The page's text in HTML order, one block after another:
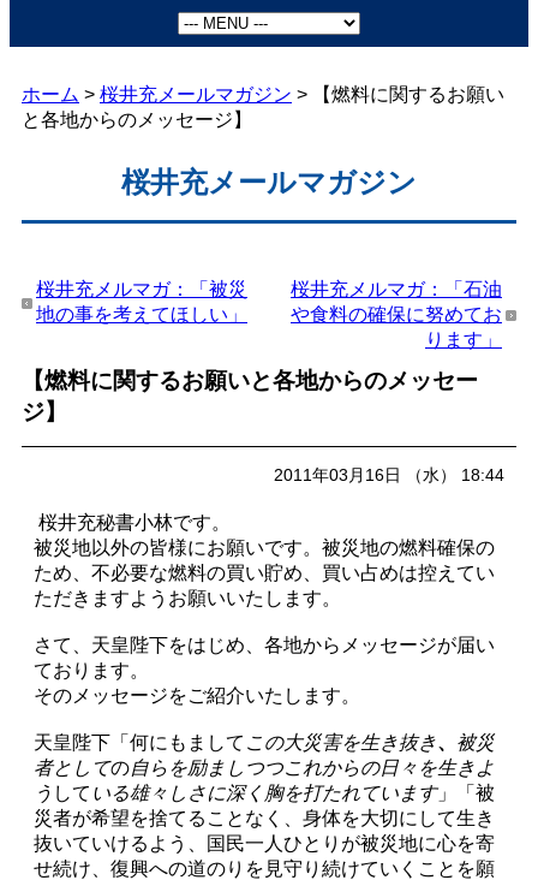
ホーム > 桜井充メールマガジン > 【燃料に関するお願い
と各地からのメッセージ】
桜井充メールマガジン
桜井充メルマガ：「被災
地の事を考えてほしい」
桜井充メルマガ：「石油
や食料の確保に努めてお
ります」
【燃料に関するお願いと各地からのメッセー
ジ】
2011年03月16日 （水） 18:44
桜井充秘書小林です。
被災地以外の皆様にお願いです。被災地の燃料確保の
ため、不必要な燃料の買い貯め、買い占めは控えてい
ただきますようお願いいたします。
さて、天皇陛下をはじめ、各地からメッセージが届い
ております。
そのメッセージをご紹介いたします。
天皇陛下「何にもまして この大災害を生き抜き、 被災
者としての自らを励ましつつこれからの日々を生きよ
う して いる雄々しさに深く胸を打たれています」「被
災者が希望を捨てることなく、身体を大切にして生き
抜いていけるよう、国民一人ひとりが被災地に心を寄
せ続け、復興への道のりを見守り続けていくことを願